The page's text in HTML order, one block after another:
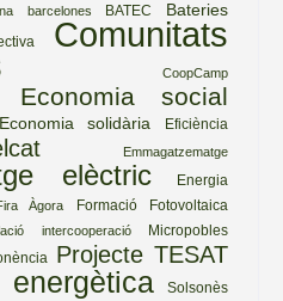
barcelones BATEC Bateries
Comunitats
CoopCamp
Economia social
Economia solidària
Eficiència
Emmagatzematge
elèctric
Energia
Àgora Formació Fotovoltaica
intercooperació Micropobles
Projecte TESAT
energètica Solsonès